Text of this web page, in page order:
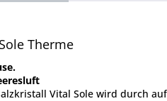
Therme
Vital Sole wird durch